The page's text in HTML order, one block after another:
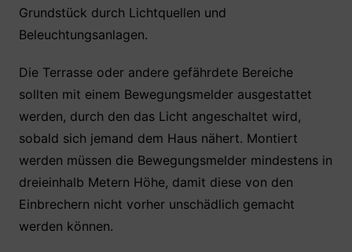
Grundstück durch Lichtquellen und
Beleuchtungsanlagen.
Die Terrasse oder andere gefährdete Bereiche
sollten mit einem Bewegungsmelder ausgestattet
werden, durch den das Licht angeschaltet wird,
sobald sich jemand dem Haus nähert. Montiert
werden müssen die Bewegungsmelder mindestens in
dreieinhalb Metern Höhe, damit diese von den
Einbrechern nicht vorher unschädlich gemacht
werden können.